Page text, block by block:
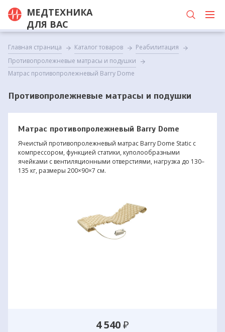
МЕДТЕХНИКА
ДЛЯ ВАС
Главная страница Каталог товаров
Реабилитация
Противопролежневые матрасы и подушки
Матрас противопролежневый Barry Dome
Противопролежневые матрасы и подушки
Матрас противопролежневый Barry Dome
Ячеистый противопролежневый матрас Barry Dome Static с
компрессором, функцией статики, куполообразными
ячейками с вентиляционными отверстиями, нагрузка до 130–
135 кг, размеры 200×90×7 см.
4 540₽